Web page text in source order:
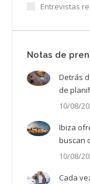
Entrevistas
Notas de
Detrás
de
10/08/
Ibiza
buscan
10/08/
Cada